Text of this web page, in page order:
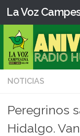
NOTICIAS
Peregrinos
Hidalgo.